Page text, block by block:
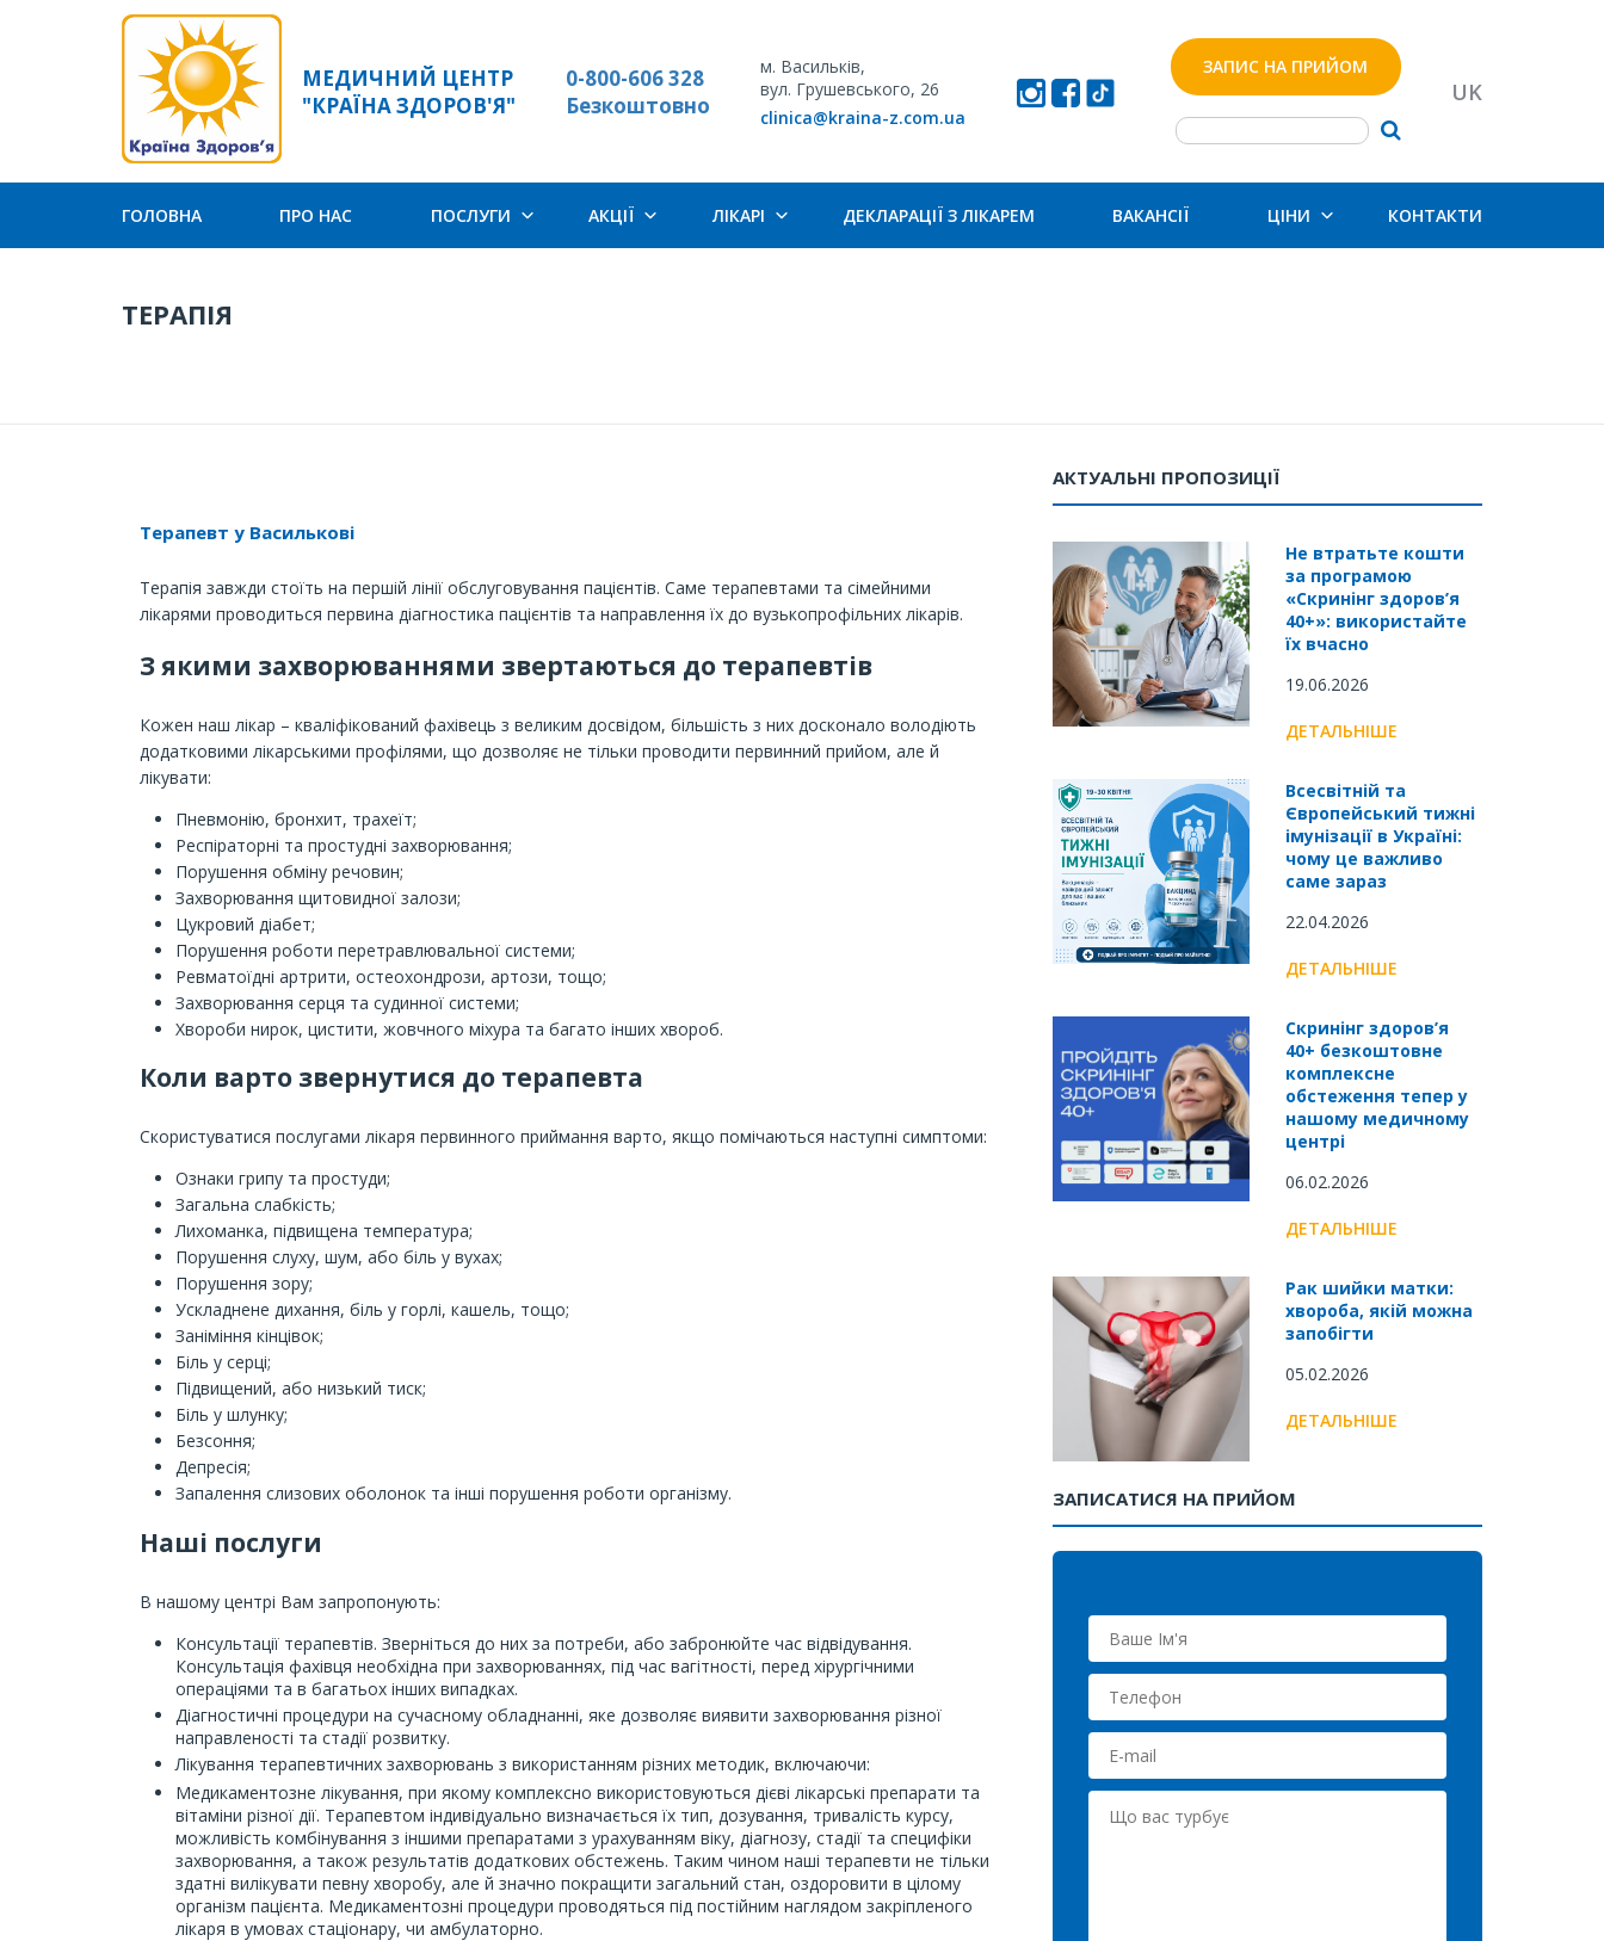
МЕДИЧНИЙ ЦЕНТР
"КРАЇНА ЗДОРОВ'Я"
0-800-606 328
Безкоштовно
м. Васильків,
вул. Грушевського, 26
clinica@kraina-z.com.ua
ЗАПИС НА ПРИЙОМ
UK
ГОЛОВНА ПРО НАС ПОСЛУГИ АКЦІЇ ЛІКАРІ ДЕКЛАРАЦІЇ З ЛІКАРЕМ ВАКАНСІЇ ЦІНИ КОНТАКТИ
ТЕРАПІЯ
Терапевт у Василькові
Терапія завжди стоїть на першій лінії обслуговування пацієнтів. Саме терапевтами та сімейними
лікарями проводиться первина діагностика пацієнтів та направлення їх до вузькопрофільних лікарів.
З якими захворюваннями звертаються до терапевтів
Кожен наш лікар – кваліфікований фахівець з великим досвідом, більшість з них досконало володіють
додатковими лікарськими профілями, що дозволяє не тільки проводити первинний прийом, але й
лікувати:
Пневмонію, бронхит, трахеїт;
Респіраторні та простудні захворювання;
Порушення обміну речовин;
Захворювання щитовидної залози;
Цукровий діабет;
Порушення роботи перетравлювальної системи;
Ревматоїдні артрити, остеохондрози, артози, тощо;
Захворювання серця та судинної системи;
Хвороби нирок, цистити, жовчного міхура та багато інших хвороб.
Коли варто звернутися до терапевта
Скористуватися послугами лікаря первинного приймання варто, якщо помічаються наступні симптоми:
Ознаки грипу та простуди;
Загальна слабкість;
Лихоманка, підвищена температура;
Порушення слуху, шум, або біль у вухах;
Порушення зору;
Ускладнене дихання, біль у горлі, кашель, тощо;
Заніміння кінцівок;
Біль у серці;
Підвищений, або низький тиск;
Біль у шлунку;
Безсоння;
Депресія;
Запалення слизових оболонок та інші порушення роботи організму.
Наші послуги
В нашому центрі Вам запропонують:
Консультації терапевтів. Зверніться до них за потреби, або забронюйте час відвідування.
Консультація фахівця необхідна при захворюваннях, під час вагітності, перед хірургічними
операціями та в багатьох інших випадках.
Діагностичні процедури на сучасному обладнанні, яке дозволяє виявити захворювання різної
направленості та стадії розвитку.
Лікування терапевтичних захворювань з використанням різних методик, включаючи:
Медикаментозне лікування, при якому комплексно використовуються дієві лікарські препарати та
вітаміни різної дії. Терапевтом індивідуально визначається їх тип, дозування, тривалість курсу,
можливість комбінування з іншими препаратами з урахуванням віку, діагнозу, стадії та специфіки
захворювання, а також результатів додаткових обстежень. Таким чином наші терапевти не тільки
здатні вилікувати певну хворобу, але й значно покращити загальний стан, оздоровити в цілому
організм пацієнта. Медикаментозні процедури проводяться під постійним наглядом закріпленого
лікаря в умовах стаціонару, чи амбулаторно.
АКТУАЛЬНІ ПРОПОЗИЦІЇ
Не втратьте кошти
за програмою
«Скринінг здоров’я
40+»: використайте
їх вчасно
19.06.2026
ДЕТАЛЬНІШЕ
Всесвітній та
Європейський тижні
імунізації в Україні:
чому це важливо
саме зараз
22.04.2026
ДЕТАЛЬНІШЕ
Скринінг здоров’я
40+ безкоштовне
комплексне
обстеження тепер у
нашому медичному
центрі
06.02.2026
ДЕТАЛЬНІШЕ
Рак шийки матки:
хвороба, якій можна
запобігти
05.02.2026
ДЕТАЛЬНІШЕ
ЗАПИСАТИСЯ НА ПРИЙОМ